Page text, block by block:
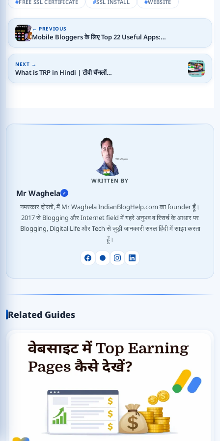
FREE SSL CERTIFICATE SSL INSTALL WEBSITE
← PREVIOUS
Mobile Bloggers के लिए Top 22 Useful Apps:…
NEXT →
What is TRP in Hindi | टीवी चैंनलों…
WRITTEN BY
Mr Waghela ✓
नमस्कार दोस्तों, मैं Mr Waghela IndianBlogHelp.com का founder हूँ।
2017 से Blogging और Internet field में गहरे अनुभव व रिसर्च के आधार पर
Blogging, Digital Life और Tech से जुड़ी जानकारी सरल हिंदी में साझा करता
हूँ।
Related Guides